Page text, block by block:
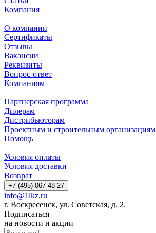
Компания
О компании
Сертификаты
Отзывы
Вакансии
Реквизиты
Вопрос-ответ
Компаниям
Партнерская программа
Дилерам
Дистрибьюторам
Проектным и строительным организациям
Помощь
Условия оплаты
Условия доставки
Возврат
+7 (495) 067-48-27
info@1lkz.ru
г. Воскресенск, ул. Советская, д. 2.
Подписаться
на новости и акции